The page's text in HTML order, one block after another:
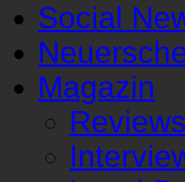
Social
Magazin
Reviews